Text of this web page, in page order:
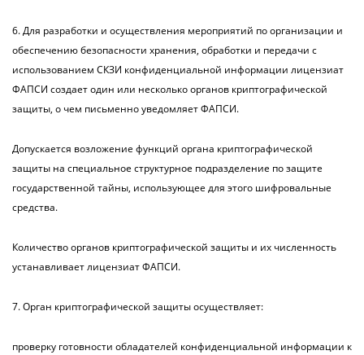
6. Для разработки и осуществления мероприятий по организации и
обеспечению безопасности хранения, обработки и передачи с
использованием СКЗИ конфиденциальной информации лицензиат
ФАПСИ создает один или несколько органов криптографической
защиты, о чем письменно уведомляет ФАПСИ.
Допускается возложение функций органа криптографической
защиты на специальное структурное подразделение по защите
государственной тайны, использующее для этого шифровальные
средства.
Количество органов криптографической защиты и их численность
устанавливает лицензиат ФАПСИ.
7. Орган криптографической защиты осуществляет:
проверку готовности обладателей конфиденциальной информации к